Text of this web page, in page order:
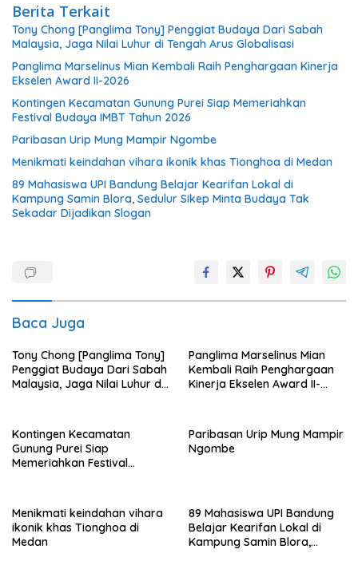
Berita Terkait
Tony Chong [Panglima Tony] Penggiat Budaya Dari Sabah
Malaysia, Jaga Nilai Luhur di Tengah Arus Globalisasi
Panglima Marselinus Mian Kembali Raih Penghargaan Kinerja
Ekselen Award II-2026
Kontingen Kecamatan Gunung Purei Siap Memeriahkan
Festival Budaya IMBT Tahun 2026
Paribasan Urip Mung Mampir Ngombe
Menikmati keindahan vihara ikonik khas Tionghoa di Medan
89 Mahasiswa UPI Bandung Belajar Kearifan Lokal di
Kampung Samin Blora, Sedulur Sikep Minta Budaya Tak
Sekadar Dijadikan Slogan
Baca Juga
Tony Chong [Panglima Tony]
Penggiat Budaya Dari Sabah
Malaysia, Jaga Nilai Luhur di
Panglima Marselinus Mian
Kembali Raih Penghargaan
Kinerja Ekselen Award II-
Kontingen Kecamatan
Gunung Purei Siap
Memeriahkan Festival
Paribasan Urip Mung Mampir
Ngombe
Menikmati keindahan vihara
ikonik khas Tionghoa di
Medan
89 Mahasiswa UPI Bandung
Belajar Kearifan Lokal di
Kampung Samin Blora,